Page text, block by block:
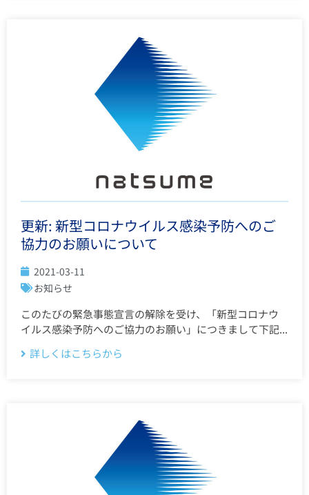
更新: 新型コロナウイルス感染予防へのご
協力のお願いについて
2021-03-11
お知らせ
このたびの緊急事態宣言の解除を受け、「新型コロナウ
イルス感染予防へのご協力のお願い」につきまして下記...
詳しくはこちらから